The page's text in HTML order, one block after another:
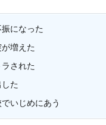
になった
増えた
ラされた
た
いじめにあう